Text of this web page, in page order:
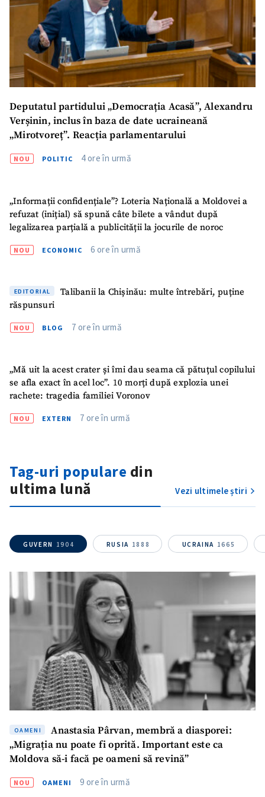
SUSȚINE
Deputatul partidului „Democrația Acasă”, Alexandru
Verșinin, inclus în baza de date ucraineană
„Mirotvoreț”. Reacția parlamentarului
NOU POLITIC 4 ore în urmă
„Informații confidențiale”? Loteria Națională a Moldovei a
refuzat (inițial) să spună câte bilete a vândut după
legalizarea parțială a publicității la jocurile de noroc
NOU ECONOMIC 6 ore în urmă
EDITORIAL
Talibanii la Chișinău: multe întrebări, puține
răspunsuri
NOU BLOG 7 ore în urmă
„Mă uit la acest crater și îmi dau seama că pătuțul copilului
se afla exact în acel loc”. 10 morți după explozia unei
rachete: tragedia familiei Voronov
NOU EXTERN 7 ore în urmă
Tag-uri populare din
ultima lună
Vezi ultimele știri
GUVERN 1904 RUSIA 1888 UCRAINA 1665
OAMENI
Anastasia Pârvan, membră a diasporei:
„Migrația nu poate fi oprită. Important este ca
Moldova să-i facă pe oameni să revină”
NOU OAMENI 9 ore în urmă
TRIMITE ȘTIREA